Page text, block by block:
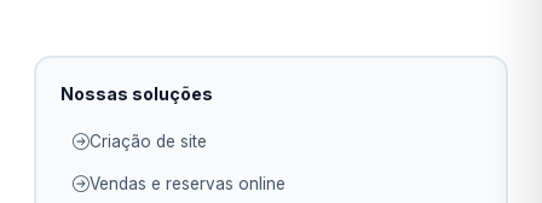
Nossas soluções
Criação de site
Vendas e reservas online